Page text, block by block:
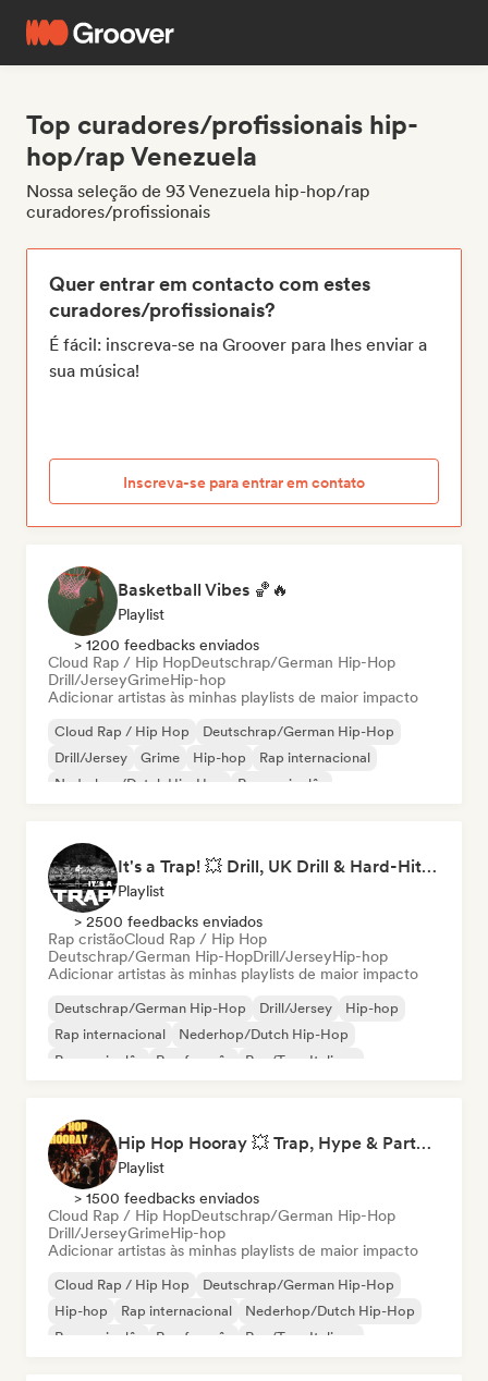
Top curadores/profissionais hip-
hop/rap Venezuela
Nossa seleção de 93 Venezuela hip-hop/rap
curadores/profissionais
Quer entrar em contacto com estes
curadores/profissionais?
É fácil: inscreva-se na Groover para lhes enviar a
sua música!
Inscreva-se para entrar em contato
Basketball Vibes 🏀🔥
Playlist
> 1200 feedbacks enviados
Cloud Rap / Hip HopDeutschrap/German Hip-Hop
Drill/JerseyGrimeHip-hop
Adicionar artistas às minhas playlists de maior impacto
Cloud Rap / Hip Hop
Deutschrap/German Hip-Hop
Drill/Jersey
Grime Hip-hop
Rap internacional
Nederhop/Dutch Hip-Hop
Rap em inglês
It's a Trap! 💥 Drill, UK Drill & Hard-Hitting Trap
Playlist
> 2500 feedbacks enviados
Rap cristãoCloud Rap / Hip Hop
Deutschrap/German Hip-HopDrill/JerseyHip-hop
Adicionar artistas às minhas playlists de maior impacto
Deutschrap/German Hip-Hop Drill/Jersey
Hip-hop
Rap internacional
Nederhop/Dutch Hip-Hop
Rap em inglês
Rap francês Rap/Trap Italiano
Hip Hop Hooray 💥 Trap, Hype & Party Rap Bangers
Playlist
> 1500 feedbacks enviados
Cloud Rap / Hip HopDeutschrap/German Hip-Hop
Drill/JerseyGrimeHip-hop
Adicionar artistas às minhas playlists de maior impacto
Cloud Rap / Hip Hop
Deutschrap/German Hip-Hop
Hip-hop
Rap internacional
Nederhop/Dutch Hip-Hop
Rap em inglês
Rap francês Rap/Trap Italiano